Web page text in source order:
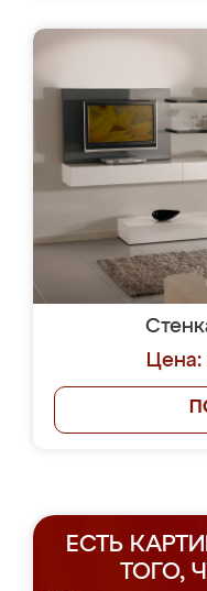
Цена:
ЕСТЬ
ТОГО,